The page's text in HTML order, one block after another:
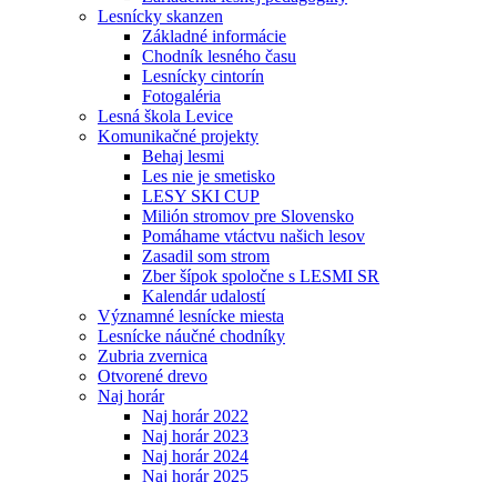
Lesnícky skanzen
Základné informácie
Chodník lesného času
Lesnícky cintorín
Fotogaléria
Lesná škola Levice
Komunikačné projekty
Behaj lesmi
Les nie je smetisko
LESY SKI CUP
Milión stromov pre Slovensko
Pomáhame vtáctvu našich lesov
Zasadil som strom
Zber šípok spoločne s LESMI SR
Kalendár udalostí
Významné lesnícke miesta
Lesnícke náučné chodníky
Zubria zvernica
Otvorené drevo
Naj horár
Naj horár 2022
Naj horár 2023
Naj horár 2024
Naj horár 2025